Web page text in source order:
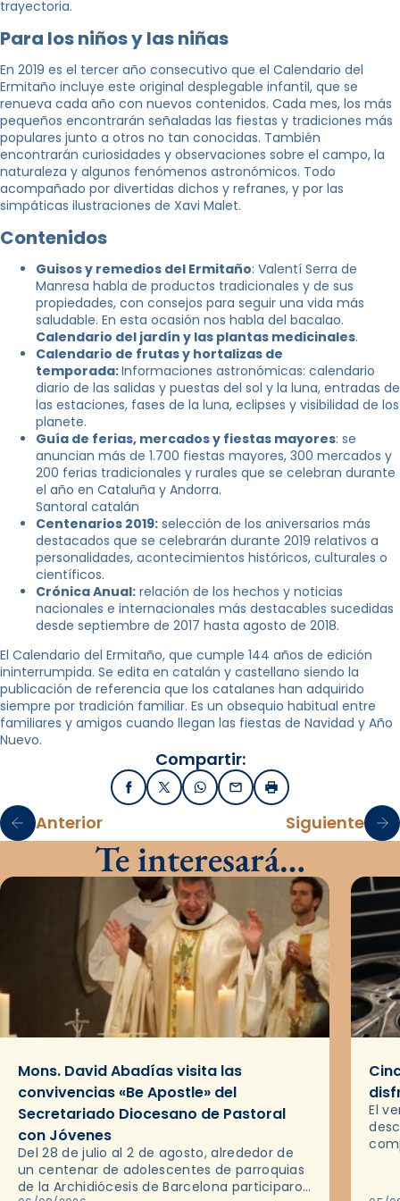
trayectoria.
Para los niños y las niñas
En 2019 es el tercer año consecutivo que el Calendario del
Ermitaño incluye este original desplegable infantil, que se
renueva cada año con nuevos contenidos. Cada mes, los más
pequeños encontrarán señaladas las fiestas y tradiciones más
populares junto a otros no tan conocidas. También
encontrarán curiosidades y observaciones sobre el campo, la
naturaleza y algunos fenómenos astronómicos. Todo
acompañado por divertidas dichos y refranes, y por las
simpáticas ilustraciones de Xavi Malet.
Contenidos
Guisos y remedios del Ermitaño: Valentí Serra de
Manresa habla de productos tradicionales y de sus
propiedades, con consejos para seguir una vida más
saludable. En esta ocasión nos habla del bacalao.
Calendario del jardín y las plantas medicinales.
Calendario de frutas y hortalizas de
temporada:Informaciones astronómicas: calendario
diario de las salidas y puestas del sol y la luna, entradas de
las estaciones, fases de la luna, eclipses y visibilidad de los
planete.
Guía de ferias, mercados y fiestas mayores: se
anuncian más de 1.700 fiestas mayores, 300 mercados y
200 ferias tradicionales y rurales que se celebran durante
el año en Cataluña y Andorra.
Santoral catalán
Centenarios 2019: selección de los aniversarios más
destacados que se celebrarán durante 2019 relativos a
personalidades, acontecimientos históricos, culturales o
científicos.
Crónica Anual: relación de los hechos y noticias
nacionales e internacionales más destacables sucedidas
desde septiembre de 2017 hasta agosto de 2018.
El Calendario del Ermitaño, que cumple 144 años de edición
ininterrumpida. Se edita en catalán y castellano siendo la
publicación de referencia que los catalanes han adquirido
siempre por tradición familiar. Es un obsequio habitual entre
familiares y amigos cuando llegan las fiestas de Navidad y Año
Nuevo.
Compartir:
FacebookX / TwitterWhatsApp
EmailImprimir
Anterior Siguiente
Te interesará…
Mons. David Abadías visita las
convivencias «Be Apostle» del
Secretariado Diocesano de Pastoral
con Jóvenes
Del 28 de julio al 2 de agosto, alrededor de
un centenar de adolescentes de parroquias
de la Archidiócesis de Barcelona participaron
El